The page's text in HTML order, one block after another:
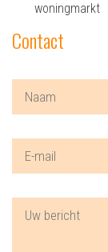
woningmarkt
Contact